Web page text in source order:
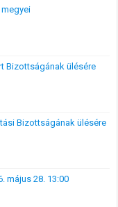
Bizottságának ülésére
Bizottságának ülésére
május 28. 13:00